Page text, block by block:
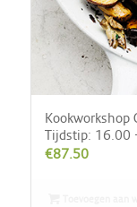
Tijdstip: 16.00
€87.50